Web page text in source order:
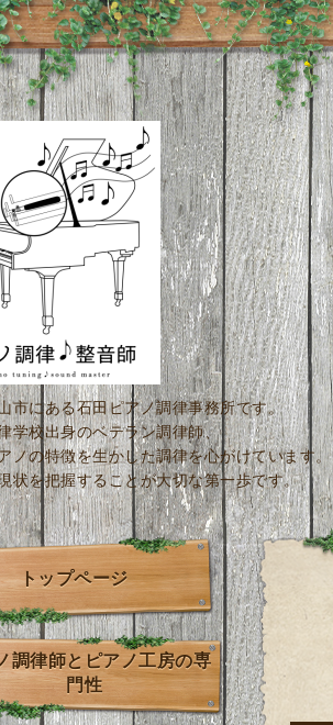
市にある石田ピアノ調律事務所です。
学校出身のベテラン調律師、
ノの特徴を生かした調律を心がけています。
状を把握することが大切な第一歩です。
トップページ
調律師とピアノ工房の専
門性